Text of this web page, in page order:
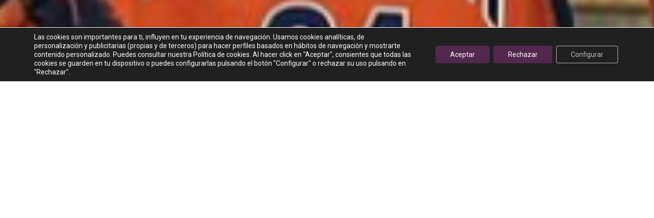
twitter
© 2026 XTREME WORLD.
Las cookies son importantes para ti, influyen en tu experiencia de navegación. Usamos cookies analíticas, de
personalización y publicitarias (propias y de terceros) para hacer perfiles basados en hábitos de navegación y mostrarte
contenido personalizado. Puedes consultar nuestra Política de cookies. Al hacer click en "Aceptar", consientes que todas las
cookies se guarden en tu dispositivo o puedes configurarlas pulsando el botón "Configurar" o rechazar su uso pulsando en
"Rechazar".
Aceptar Rechazar Configurar